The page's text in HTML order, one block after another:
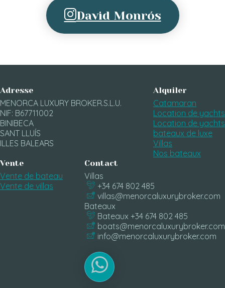
David Monrós
Adresse
MENORCA LUXURY BROKER.S.L.U.
NIF: B67711002
BINIBECA
SANT LLUÍS
ILLES BALEARS
Alquiler
Catamaran
Location de yachts
Location de yachts
bateaux de luxe
Villas
Nos bateaux
Vente
Vente de bateau
Vente de villas
Contact
Villas
+34 674 802 485
villas@menorcaluxurybroker.com
Bateaux
Bateaux +34 674 802 485
boats@menorcaluxurybroker.com
info@menorcaluxurybroker.com